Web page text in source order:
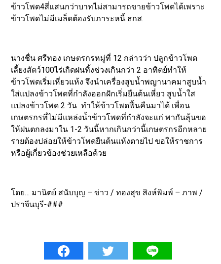
ข้าวโพด4สี่แสนกว่าบาทไม่สามารถขายข้าวโพดได้เพราะ
ข้าวโพดไม่มีเมล็ดต้องรับภาระหนี้ ธกส.
นางชื่น ศรีทอง เกษตรกรหมู่ที่ 12 กล่าวว่า ปลูกข้าวโพด
เลี้ยงสัตว์100ไร่เกิดฝนทิ้งช่วงเกินกว่า 2 อาทิตย์ทำให้
ข้าวโพดเริ่มเหี่ยวแห้ง จึงนำเครื่องสูบน้ำพญานาคมาสูบน้ำ
ใส่แปลงข้าวโพดที่กำลังออกฝักเริ่มยืนต้นเหี่ยว สูบน้ำใส
แปลงข้าวโพด 2 วัน ทำให้ข้าวโพดฟื้นคืนมาได้ เพื่อน
เกษตรกรที่ไม่มีแหล่งน้ำข้าวโพดที่กำลังจะแก่ พากันลุ้นขอ
ให้ฝนตกลงมาใน 1-2 วันนี้หากเกินกว่านี้เกษตรกรอีกหลาย
รายต้องปล่อยให้ข้าวโพดยืนต้นแห้งตายไป ขอให้ราชการ
หรือผู้เกี่ยวข้องช่วยเหลือด้วย
โดย… มานิตย์ สนับบุญ – ข่าว / ทองสุข สิงห์พิมพ์ – ภาพ /
ปราจีนบุรี-###